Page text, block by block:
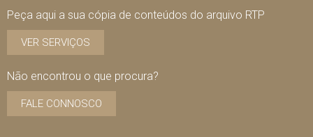
Peça aqui a sua cópia de conteúdos do arquivo RTP
VER SERVIÇOS
Não encontrou o que procura?
FALE CONNOSCO